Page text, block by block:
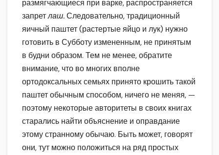
размягчающиеся при варке, распространяется
запретлаш.Следовательно, традиционный
яичный паштет (растертые яйцо и лук) нужно
готовить в Субботу измененным, не принятым
в будни образом. Тем не менее, обратите
внимание, что во многих вполне
ортодоксальных семьях принято крошить такой
паштет обычным способом, ничего не меняя, —
поэтому некоторые авторитеты в своих книгах
старались найти объяснение и оправдание
этому странному обычаю. Быть может, говорят
они, тут можно положиться на ряд простых